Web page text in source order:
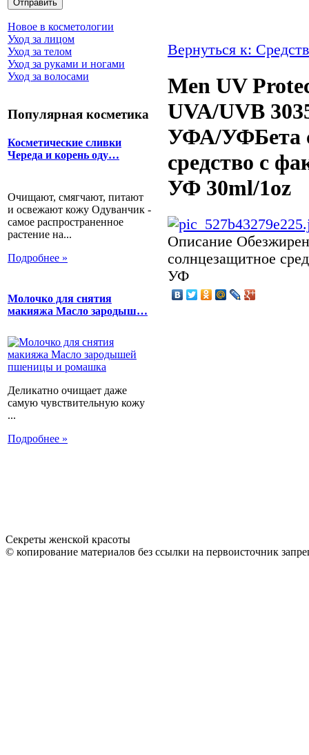
Новое в косметологии
Уход за лицом
Уход за телом
Уход за руками и ногами
Уход за волосами
Популярная косметика
Косметические сливки
Череда и корень оду…
Очищают, смягчают, питают
и освежают кожу Одуванчик -
самое распространенное
растение на...
Подробнее »
Молочко для снятия
макияжа Масло зародыш…
Деликатно очищает даже
самую чувствительную кожу
...
Подробнее »
Вернуться к:
Men UV
UVA/UVB
УФА/УФБета
средство с
УФ 30ml/1oz
Описание
солнцезащитное
УФ
Секреты женской красоты
© копирование материалов без ссылки на первоисточник